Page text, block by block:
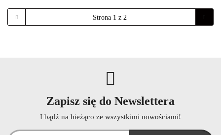
Zapisz się do Newslettera
I bądź na bieżąco ze wszystkimi nowościami!